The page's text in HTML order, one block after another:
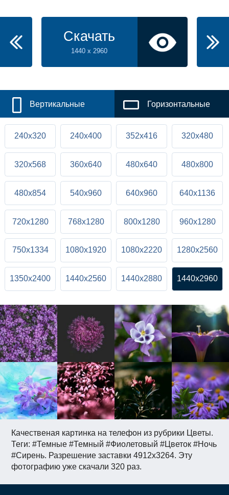
Качественая картинка на телефон из рубрики Цветы.
Теги: #Темные #Темный #Фиолетовый #Цветок #Ночь
#Сирень. Разрешение заставки 4912x3264. Эту
фотографию уже скачали 320 раз.
Скачать
1440 x 2960
Вертикальные Горизонтальные
240x320 240x400 352x416 320x480
320x568 360x640 480x640 480x800
480x854 540x960 640x960 640x1136
720x1280 768x1280 800x1280 960x1280
750x1334 1080x1920 1080x2220 1280x2560
1350x2400 1440x2560 1440x2880 1440x2960